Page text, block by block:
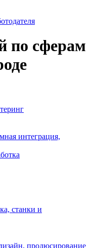
по сферам
интеграция,
станки и
продюсирование